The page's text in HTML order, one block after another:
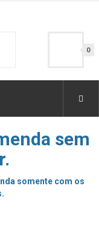
0
sem
somente com os